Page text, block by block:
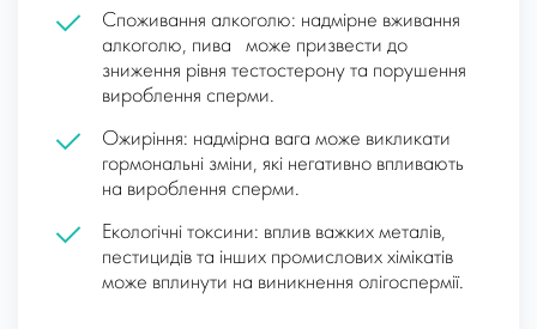
Споживання алкоголю: надмірне вживання
алкоголю, пива може призвести до
зниження рівня тестостерону та порушення
вироблення сперми.
Ожиріння: надмірна вага може викликати
гормональні зміни, які негативно впливають
на вироблення сперми.
Екологічні токсини: вплив важких металів,
пестицидів та інших промислових хімікатів
може вплинути на виникнення олігоспермії.